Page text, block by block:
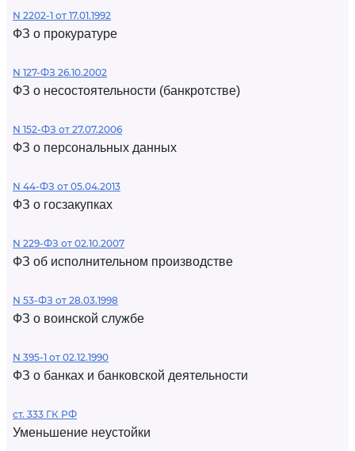
N 2202-1 от 17.01.1992
ФЗ о прокуратуре
N 127-ФЗ 26.10.2002
ФЗ о несостоятельности (банкротстве)
N 152-ФЗ от 27.07.2006
ФЗ о персональных данных
N 44-ФЗ от 05.04.2013
ФЗ о госзакупках
N 229-ФЗ от 02.10.2007
ФЗ об исполнительном производстве
N 53-ФЗ от 28.03.1998
ФЗ о воинской службе
N 395-1 от 02.12.1990
ФЗ о банках и банковской деятельности
ст. 333 ГК РФ
Уменьшение неустойки